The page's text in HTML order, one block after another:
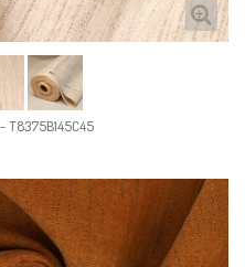
T8375B145C45